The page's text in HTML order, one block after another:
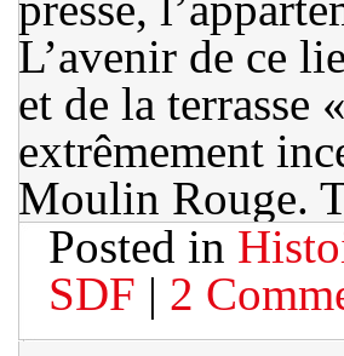
L’avenir de ce
et de la terrasse
extrêmement
Moulin Rouge.
Posted in
SDF | 2